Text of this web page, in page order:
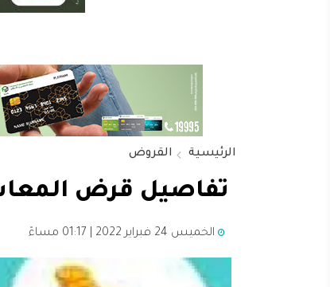
الرئيسية القروض
تفاصيل قرض
الخميس 24 فبراير 2022 | 01:17 مساءً